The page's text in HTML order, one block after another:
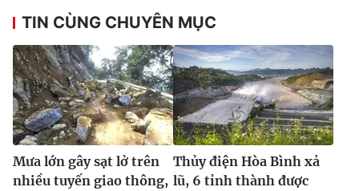
Email:toasoan@vtv.vn
Liên hệ quảng cáo:024-7300.7108
TIN CÙNG CHUYÊN MỤC
Mưa lớn gây sạt lở trên
nhiều tuyến giao thông,
Thủy điện Hòa Bình xả
lũ, 6 tỉnh thành được